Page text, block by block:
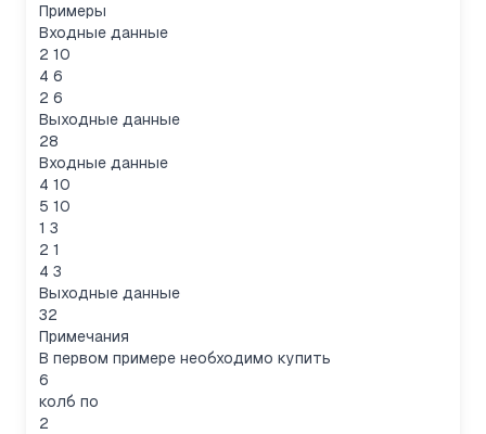
Примеры
Входные данные
2 10
4 6
2 6
Выходные данные
28
Входные данные
4 10
5 10
1 3
2 1
4 3
Выходные данные
32
Примечания
В первом примере необходимо купить
6
колб по
2